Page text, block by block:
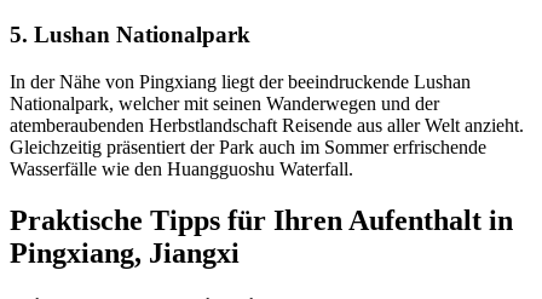
5. Lushan Nationalpark
In der Nähe von Pingxiang liegt der beeindruckende Lushan
Nationalpark, welcher mit seinen Wanderwegen und der
atemberaubenden Herbstlandschaft Reisende aus aller Welt anzieht.
Gleichzeitig präsentiert der Park auch im Sommer erfrischende
Wasserfälle wie den Huangguoshu Waterfall.
Praktische Tipps für Ihren Aufenthalt in
Pingxiang, Jiangxi